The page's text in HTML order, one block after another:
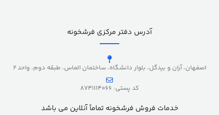
آدرس دفتر مرکزی فرشخونه
اصفهان، آران و بیدگل، بلوار دانشگاه، ساختمان الماس، طبقه دوم، واحد 2
کد پستی: 8741114066
خدمات فروش فرشخونه تماماً آنلاین می باشد